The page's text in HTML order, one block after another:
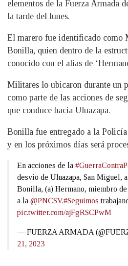
elementos de la Fuerza Armada
la tarde del lunes.
El marero fue identificado como
Bonilla, quien dentro de la
conocido con el alias de
Militares lo ubicaron durante un
como parte de las acciones de
que conduce hacia Uluazapa.
Bonilla fue entregado a la
y en los próximos días será
En acciones de la
desvío de Uluazapa, San Miguel,
Bonilla, (a) Hermano, miembro
a la @PNCSV.#Seguimos
pic.twitter.com/ajFgRSCPwM
— FUERZA ARMADA
21, 2023